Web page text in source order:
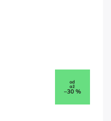
od
až
–30 %